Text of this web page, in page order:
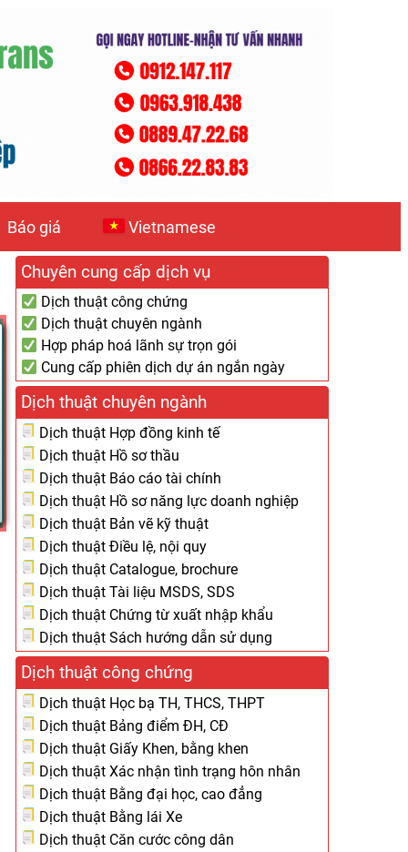
Báo giá Vietnamese
Chuyên cung cấp dịch vụ
Dịch thuật công chứng
Dịch thuật chuyên ngành
Hợp pháp hoá lãnh sự trọn gói
Cung cấp phiên dịch dự án ngắn ngày
Dịch thuật chuyên ngành
Dịch thuật Hợp đồng kinh tế
Dịch thuật Hồ sơ thầu
Dịch thuật Báo cáo tài chính
Dịch thuật Hồ sơ năng lực doanh nghiệp
Dịch thuật Bản vẽ kỹ thuật
Dịch thuật Điều lệ, nội quy
Dịch thuật Catalogue, brochure
Dịch thuật Tài liệu MSDS, SDS
Dịch thuật Chứng từ xuất nhập khẩu
Dịch thuật Sách hướng dẫn sử dụng
Dịch thuật công chứng
Dịch thuật Học bạ TH, THCS, THPT
Dịch thuật Bảng điểm ĐH, CĐ
Dịch thuật Giấy Khen, bằng khen
Dịch thuật Xác nhận tình trạng hôn nhân
Dịch thuật Bằng đại học, cao đẳng
Dịch thuật Bằng lái Xe
Dịch thuật Căn cước công dân